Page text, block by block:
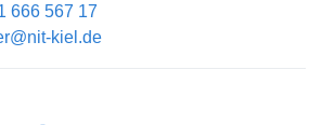
666 567 17
kiel.de